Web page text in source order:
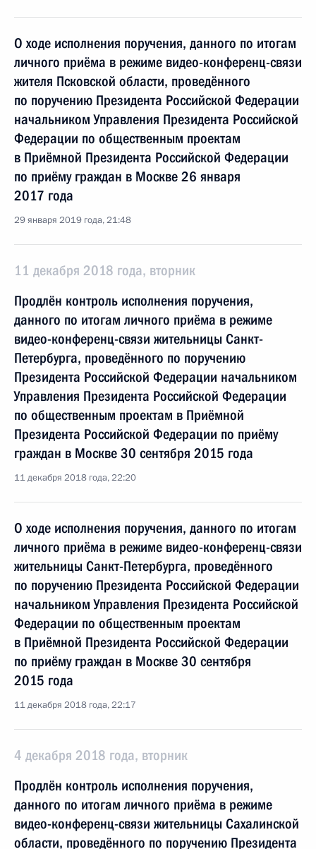
О ходе исполнения поручения, данного по итогам
личного приёма в режиме видео-конференц-связи
жителя Псковской области, проведённого
по поручению Президента Российской Федерации
начальником Управления Президента Российской
Федерации по общественным проектам
в Приёмной Президента Российской Федерации
по приёму граждан в Москве 26 января
2017 года
29 января 2019 года, 21:48
11 декабря 2018 года, вторник
Продлён контроль исполнения поручения,
данного по итогам личного приёма в режиме
видео-конференц-связи жительницы Санкт-
Петербурга, проведённого по поручению
Президента Российской Федерации начальником
Управления Президента Российской Федерации
по общественным проектам в Приёмной
Президента Российской Федерации по приёму
граждан в Москве 30 сентября 2015 года
11 декабря 2018 года, 22:20
О ходе исполнения поручения, данного по итогам
личного приёма в режиме видео-конференц-связи
жительницы Санкт-Петербурга, проведённого
по поручению Президента Российской Федерации
начальником Управления Президента Российской
Федерации по общественным проектам
в Приёмной Президента Российской Федерации
по приёму граждан в Москве 30 сентября
2015 года
11 декабря 2018 года, 22:17
4 декабря 2018 года, вторник
Продлён контроль исполнения поручения,
данного по итогам личного приёма в режиме
видео-конференц-связи жительницы Сахалинской
области, проведённого по поручению Президента